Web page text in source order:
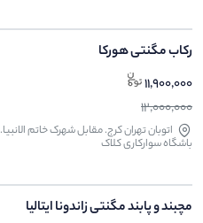
رکاب مگنتی هورکا
11,900,000
12,000,000
اتوبان تهران کرج. مقابل شهرک خاتم الانبیا.
باشگاه سوارکاری کلاک
مچبند و پابند مگنتی زاندونا ایتالیا